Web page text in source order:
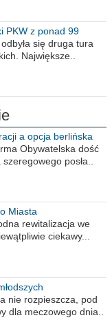
PKW z ponad 99
się druga tura
Największe..
a opcja berlińska
Obywatelska dość
posła..
Miasta
rewitalizacja we
ciekawy...
nie rozpieszcza, pod
dla meczowego dnia..